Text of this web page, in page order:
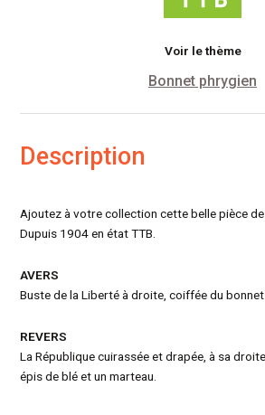
Voir le thème
Bonnet phrygien
Description
Ajoutez à votre collection cette belle pièce de
Dupuis 1904 en état TTB.
AVERS
Buste de la Liberté à droite, coiffée du
REVERS
La République cuirassée et drapée, à sa
épis de blé et un marteau.